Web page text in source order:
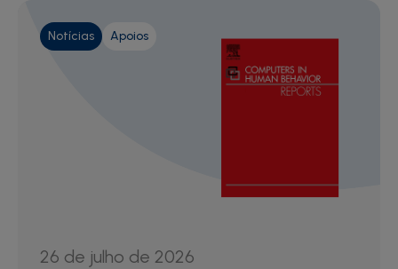
Notícias Apoios
26 de julho de 2026